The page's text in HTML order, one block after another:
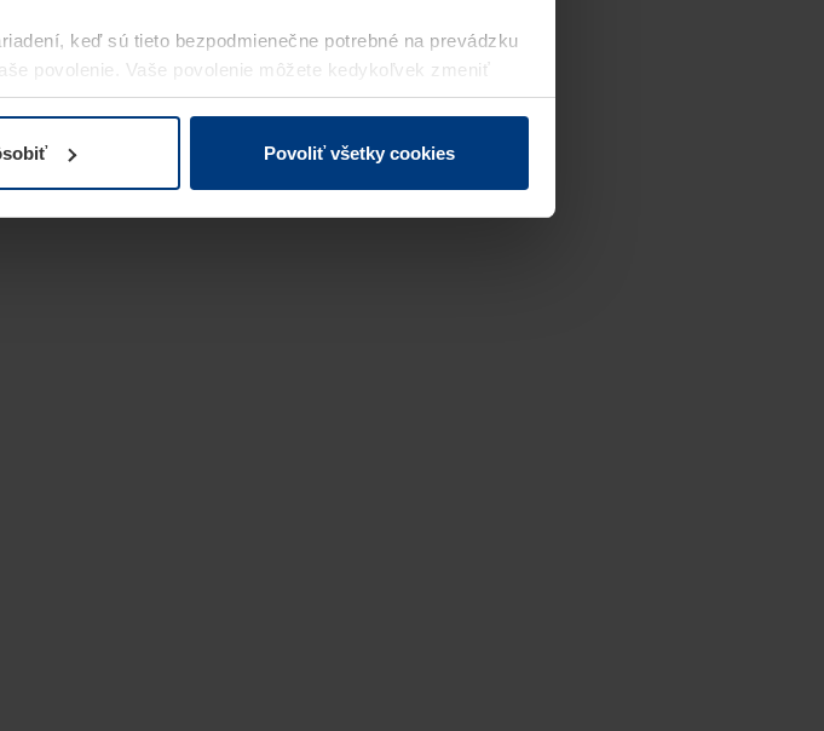
keď sú tieto bezpodmienečne potrebné na prevádzku
povolenie. Vaše povolenie môžete kedykoľvek zmeniť
ochrane osobných údajovnašej webovej stránky.
Povoliť všetky cookies